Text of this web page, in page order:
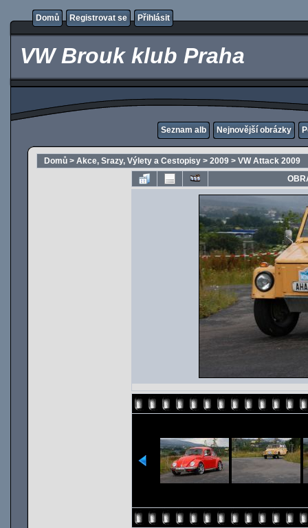
Domů Registrovat se Přihlásit
VW Brouk klub Praha
Seznam alb Nejnovější obrázky
Domů > Akce, Srazy, Výlety a Cestopisy > 2009 > VW Attack 2009